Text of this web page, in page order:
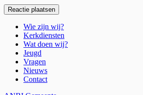
Reactie plaatsen
Wie zijn wij?
Kerkdiensten
Wat doen wij?
Jeugd
Vragen
Nieuws
Contact